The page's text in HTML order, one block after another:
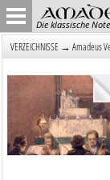
Die klassische Note
VERZEICHNISSE → Amadeus